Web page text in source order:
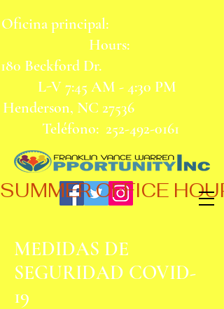
Oficina principal:
Hours:
180 Beckford Dr.
L-V 7:45 AM - 4:30 PM
Henderson, NC 27536
Teléfono: 252-492-0161
SUMMER OFFICE
MEDIDAS DE
SEGURIDAD COVID-
19